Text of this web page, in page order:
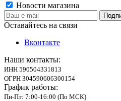
Новости магазина
Оставайтесь на связи
Вконтакте
Наши контакты:
ИНН 590504331813
ОГРН 304590606300154
График работы:
Пн-Пт: 7:00-16:00 (По МСК)